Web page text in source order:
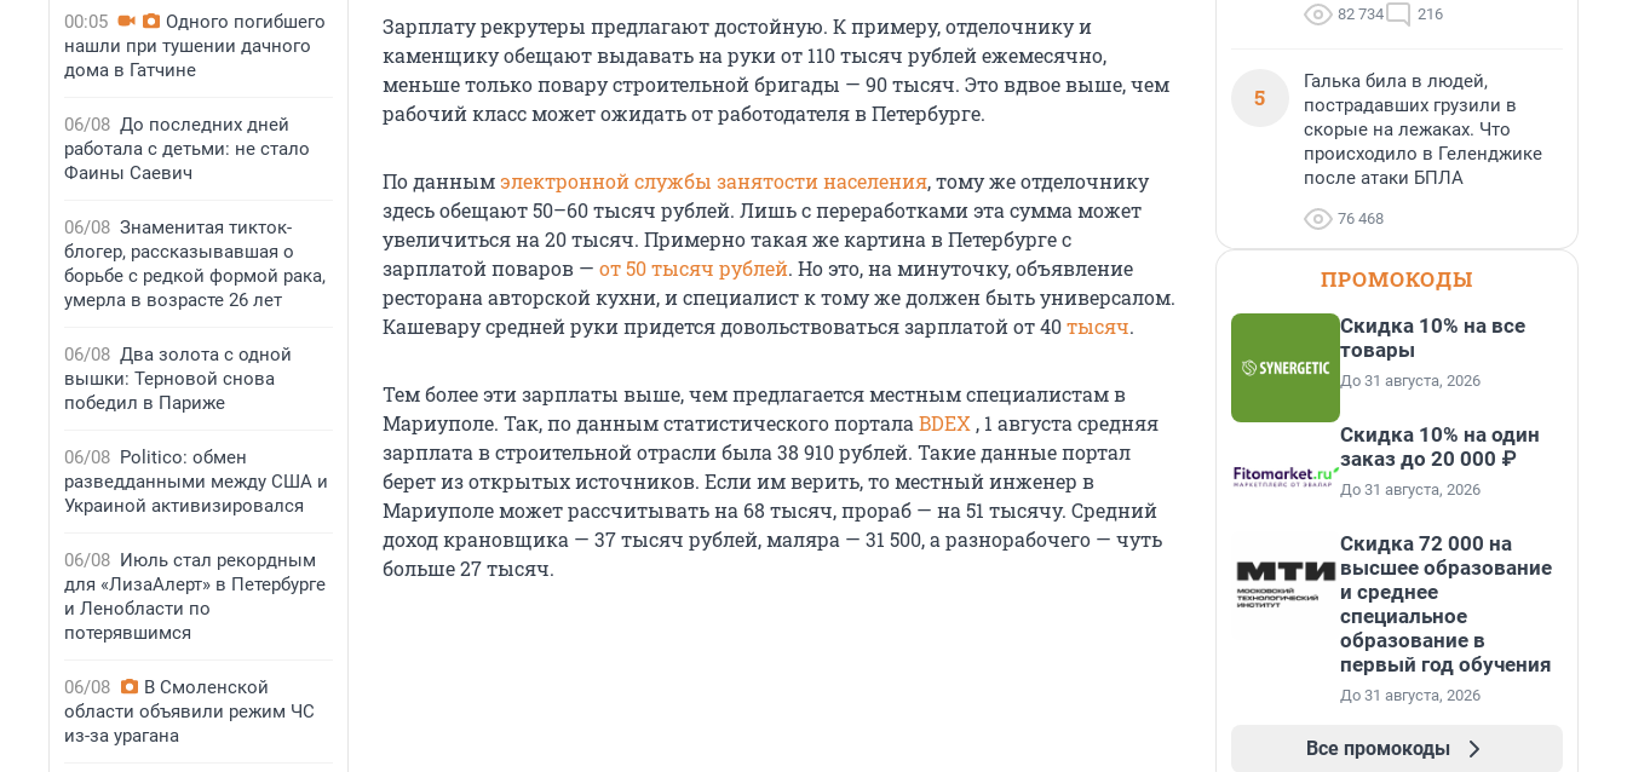
00:05
Одного погибшего
нашли при тушении дачного
дома в Гатчине
06/08 До последних дней
работала с детьми: не стало
Фаины Саевич
06/08 Знаменитая тикток-
блогер, рассказывавшая о
борьбе с редкой формой рака,
умерла в возрасте 26 лет
06/08 Два золота с одной
вышки: Терновой снова
победил в Париже
06/08 Politico: обмен
разведданными между США и
Украиной активизировался
06/08 Июль стал рекордным
для «ЛизаАлерт» в Петербурге
и Ленобласти по
потерявшимся
06/08
В Смоленской
области объявили режим ЧС
из-за урагана
Зарплату рекрутеры предлагают достойную. К примеру, отделочнику и
каменщику обещают выдавать на руки от 110 тысяч рублей ежемесячно,
меньше только повару строительной бригады — 90 тысяч. Это вдвое выше, чем
рабочий класс может ожидать от работодателя в Петербурге.
По даннымэлектронной службы занятости населения, тому же отделочнику
здесь обещают 50–60 тысяч рублей. Лишь с переработками эта сумма может
увеличиться на 20 тысяч. Примерно такая же картина в Петербурге с
зарплатой поваров — от 50 тысяч рублей. Но это, на минуточку, объявление
ресторана авторской кухни, и специалист к тому же должен быть универсалом.
Кашевару средней руки придется довольствоваться зарплатой от 40тысяч.
Тем более эти зарплаты выше, чем предлагается местным специалистам в
Мариуполе. Так, по данным статистического портала BDEX , 1 августа средняя
зарплата в строительной отрасли была 38 910 рублей. Такие данные портал
берет из открытых источников. Если им верить, то местный инженер в
Мариуполе может рассчитывать на 68 тысяч, прораб — на 51 тысячу. Средний
доход крановщика — 37 тысяч рублей, маляра — 31 500, а разнорабочего — чуть
больше 27 тысяч.
82 734 216
5
Галька била в людей,
пострадавших грузили в
скорые на лежаках. Что
происходило в Геленджике
после атаки БПЛА
76 468
ПРОМОКОДЫ
Скидка 10% на все
товары
До 31 августа, 2026
Скидка 10% на один
заказ до 20 000 ₽
До 31 августа, 2026
Скидка 72 000 на
высшее образование
и среднее
специальное
образование в
первый год обучения
До 31 августа, 2026
Все промокоды